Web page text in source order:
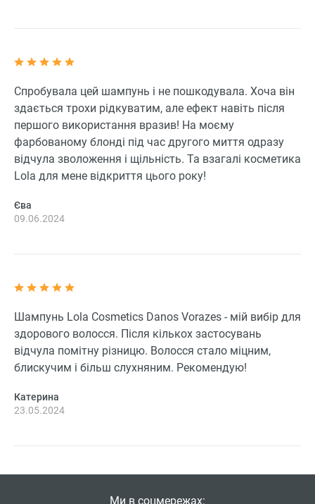
Спробувала цей шампунь і не пошкодувала. Хоча він
здається трохи рідкуватим, але ефект навіть після
першого використання вразив! На моєму
фарбованому блонді під час другого миття одразу
відчула зволоження і щільність. Та взагалі косметика
Lola для мене відкриття цього року!
Єва
09.06.2024
Шампунь Lola Cosmetics Danos Vorazes - мій вибір для
здорового волосся. Після кількох застосувань
відчула помітну різницю. Волосся стало міцним,
блискучим і більш слухняним. Рекомендую!
Катерина
23.05.2024
Ми в соцмережах: